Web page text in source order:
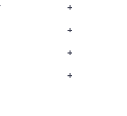
+
+
+
+